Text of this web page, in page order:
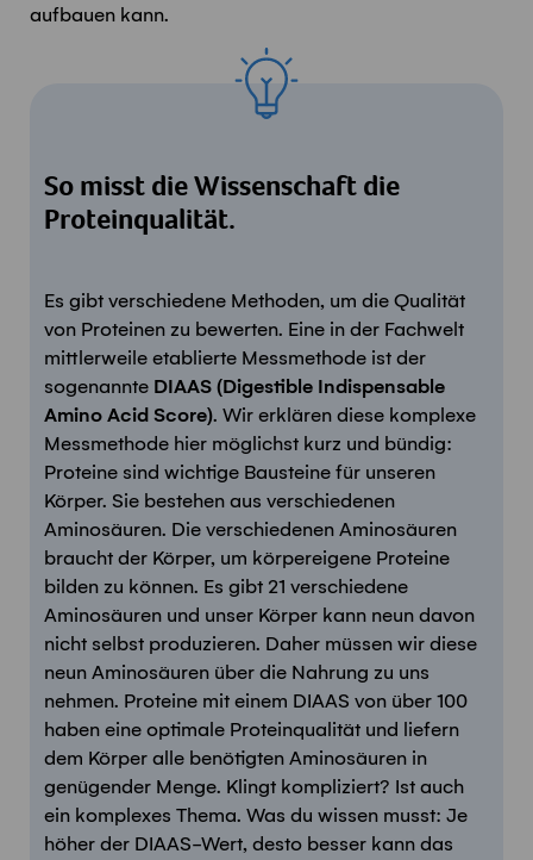
aufbauen kann.
So misst die Wissenschaft die
Proteinqualität.
Es gibt verschiedene Methoden, um die Qualität
von Proteinen zu bewerten. Eine in der Fachwelt
mittlerweile etablierte Messmethode ist der
sogenannte DIAAS (Digestible Indispensable
Amino Acid Score). Wir erklären diese komplexe
Messmethode hier möglichst kurz und bündig:
Proteine sind wichtige Bausteine für unseren
Körper. Sie bestehen aus verschiedenen
Aminosäuren. Die verschiedenen Aminosäuren
braucht der Körper, um körpereigene Proteine
bilden zu können. Es gibt 21 verschiedene
Aminosäuren und unser Körper kann neun davon
nicht selbst produzieren. Daher müssen wir diese
neun Aminosäuren über die Nahrung zu uns
nehmen. Proteine mit einem DIAAS von über 100
haben eine optimale Proteinqualität und liefern
dem Körper alle benötigten Aminosäuren in
genügender Menge. Klingt kompliziert? Ist auch
ein komplexes Thema. Was du wissen musst: Je
höher der DIAAS-Wert, desto besser kann das